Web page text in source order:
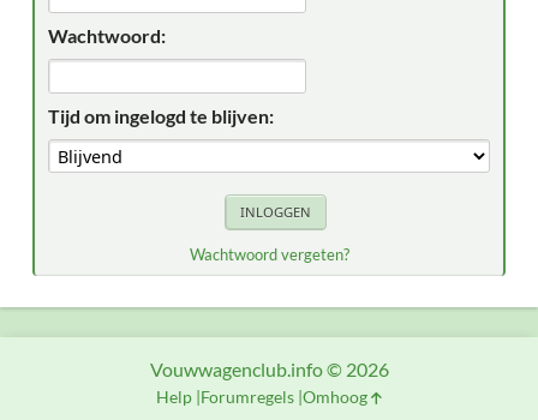
Wachtwoord:
Tijd om ingelogd te blijven:
Wachtwoord vergeten?
Vouwwagenclub.info © 2026
Help Forumregels Omhoog